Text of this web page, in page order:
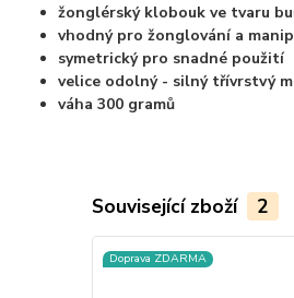
žonglérský klobouk ve tvaru
vhodný pro žonglování a
symetrický pro snadné použití
velice odolný - silný třívrstvý
váha 300 gramů
Související zboží 2
Doprava ZDARMA